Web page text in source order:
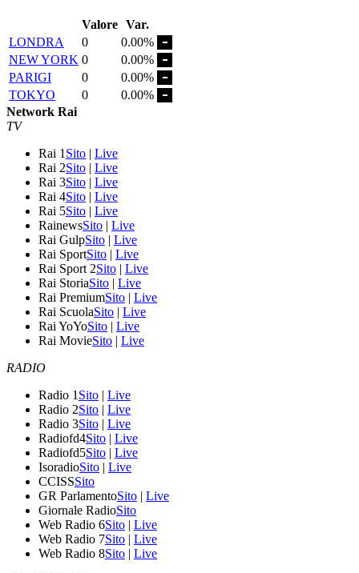
Valore Var.
LONDRA
0
0.00%
NEW YORK 0
0.00%
PARIGI
0
0.00%
TOKYO
0
0.00%
Network Rai
TV
Rai 1 Sito | Live
Rai 2Sito | Live
Rai 3Sito | Live
Rai 4Sito | Live
Rai 5Sito | Live
RainewsSito | Live
Rai GulpSito | Live
Rai SportSito | Live
Rai Sport 2Sito | Live
Rai StoriaSito | Live
Rai PremiumSito | Live
Rai ScuolaSito | Live
Rai YoYoSito | Live
Rai MovieSito | Live
RADIO
Radio 1 Sito | Live
Radio 2Sito | Live
Radio 3Sito | Live
Radiofd4Sito | Live
Radiofd5Sito | Live
IsoradioSito | Live
CCISSSito
GR ParlamentoSito | Live
Giornale RadioSito
Web Radio 6Sito | Live
Web Radio 7Sito | Live
Web Radio 8Sito | Live